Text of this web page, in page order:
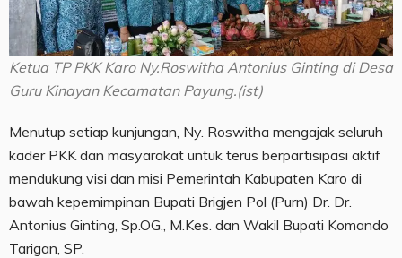
Ketua TP PKK Karo Ny.Roswitha Antonius Ginting di Desa
Guru Kinayan Kecamatan Payung.(ist)
Menutup setiap kunjungan, Ny. Roswitha mengajak seluruh
kader PKK dan masyarakat untuk terus berpartisipasi aktif
mendukung visi dan misi Pemerintah Kabupaten Karo di
bawah kepemimpinan Bupati Brigjen Pol (Purn) Dr. Dr.
Antonius Ginting, Sp.OG., M.Kes. dan Wakil Bupati Komando
Tarigan, SP.